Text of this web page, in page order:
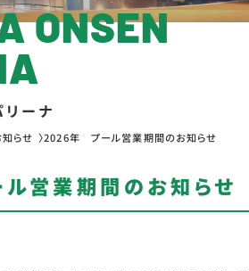
ONSEN
ーナ
らせ 2026年 プール営業期間のお知らせ
営業期間のお知らせ